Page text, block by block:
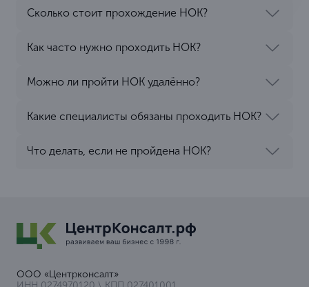
Сколько стоит прохождение НОК?
Как часто нужно проходить НОК?
Можно ли пройти НОК удалённо?
Какие специалисты обязаны проходить НОК?
Что делать, если не пройдена НОК?
ООО «Центрконсалт»